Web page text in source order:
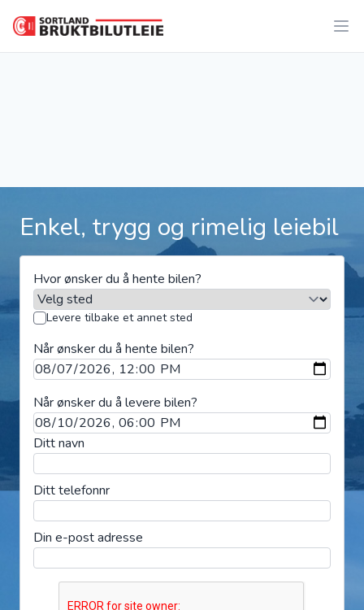
Enkel, trygg og rimelig leiebil
Hvor ønsker du å hente bilen?
Levere tilbake et annet sted
Når ønsker du å hente bilen?
Når ønsker du å levere bilen?
Ditt navn
Ditt telefonnr
Din e-post adresse